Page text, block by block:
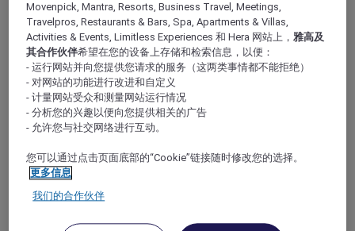
4,3/5Rated 4,3 of 5
Movenpick, Mantra, Resorts, Business Travel, Meetings,
Travelpros, Restaurants & Bars, Spa, Apartments & Villas,
Activities & Events, Limitless Experiences 和 Hera 网站上，雅高及
其合作伙伴希望在您的设备上存储和检索信息，以便：
- 运行网站并向您提供您请求的服务（这两类事情都不能拒绝）
- 对网站的功能进行改进和自定义
- 计量网站受众和测量网站运行情况
- 分析您的兴趣以便向您提供相关的广告
- 允许您与社交网络进行互动。
您可以通过点击页面底部的“Cookie”链接随时修改您的选择。
更多信息
我们的合作伙伴